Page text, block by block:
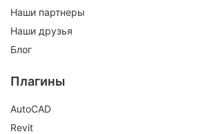
Наши партнеры
Наши друзья
Блог
Плагины
AutoCAD
Revit